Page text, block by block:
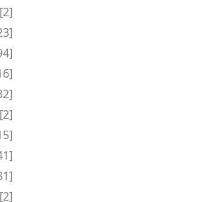
[2]
[2]
[2]